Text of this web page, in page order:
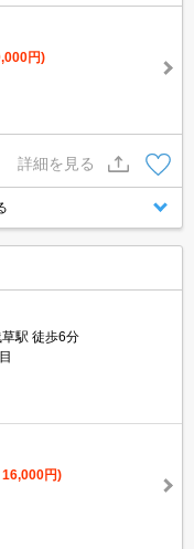
円)
詳細を見る
駅 徒歩6分
円)